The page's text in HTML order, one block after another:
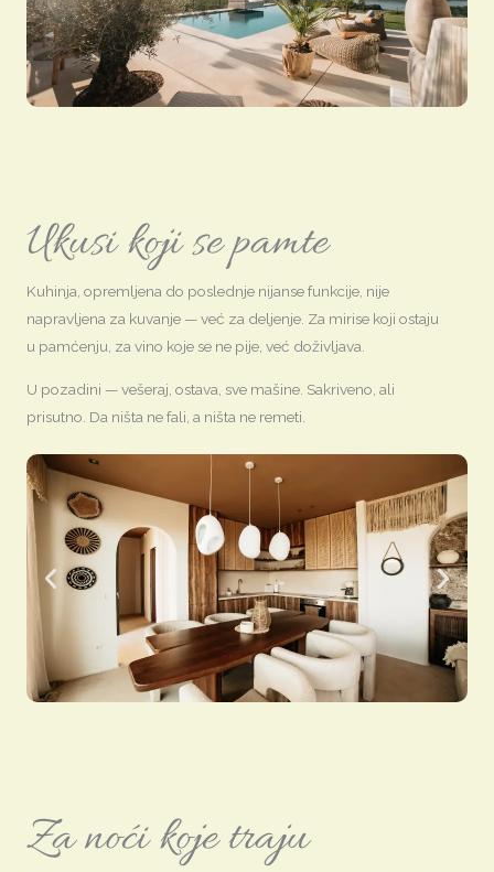
Ukusi koji se pamte
Kuhinja, opremljena do poslednje nijanse funkcije, nije
napravljena za kuvanje — već za deljenje. Za mirise koji ostaju
u pamćenju, za vino koje se ne pije, već doživljava.
U pozadini — vešeraj, ostava, sve mašine. Sakriveno, ali
prisutno. Da ništa ne fali, a ništa ne remeti.
Za noći koje traju